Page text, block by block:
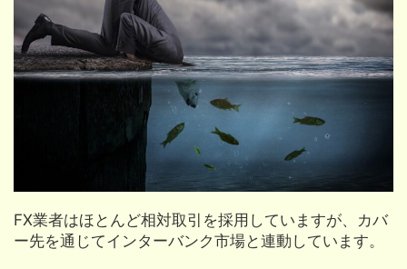
FX業者はほとんど相対取引を採用していますが、カバ
ー先を通じてインターバンク市場と連動しています。